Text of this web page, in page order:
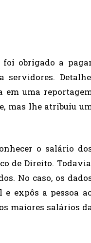
foi obrigado a
em uma
mas lhe atribuiu
o salário
de Direito.
No caso, os
expôs a pessoa
maiores salários